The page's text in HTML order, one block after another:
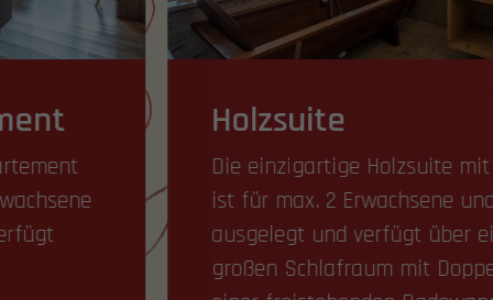
Holzsuite
Die einzigartige Holzsuite mit ca. 35 m²
ist für max. 2 Erwachsene und 2 Kinder
ausgelegt und verfügt über einen
großen Schlafraum mit Doppelbett,